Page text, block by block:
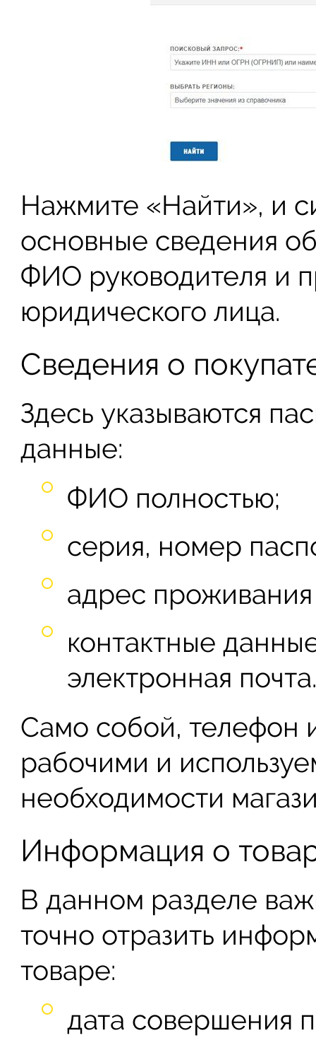
Нажмите «Найти», и
основные сведения
ФИО руководителя и
юридического лица.
Сведения о
Здесь указываются
данные:
ФИО полностью;
серия, номер
адрес проживания
контактные
электронная
Само собой, телефон
рабочими и
необходимости
Информация о
В данном разделе
точно отразить
товаре:
дата совершения